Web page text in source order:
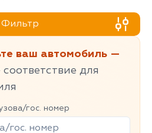
Фильтр
ваш автомобиль —
для
гос. номер